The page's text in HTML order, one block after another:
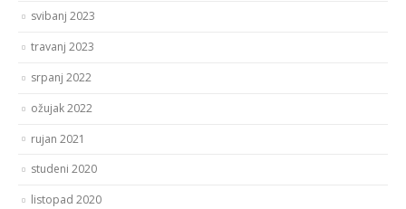
svibanj 2023
travanj 2023
srpanj 2022
ožujak 2022
rujan 2021
studeni 2020
listopad 2020